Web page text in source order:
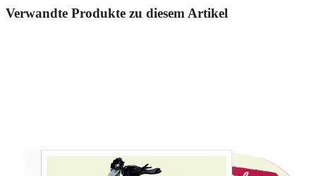
Verwandte Produkte zu diesem Artikel